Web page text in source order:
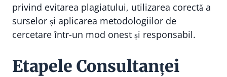
privind evitarea plagiatului, utilizarea corectă a
surselor și aplicarea metodologiilor de
cercetare într-un mod onest și responsabil.
Etapele Consultanței